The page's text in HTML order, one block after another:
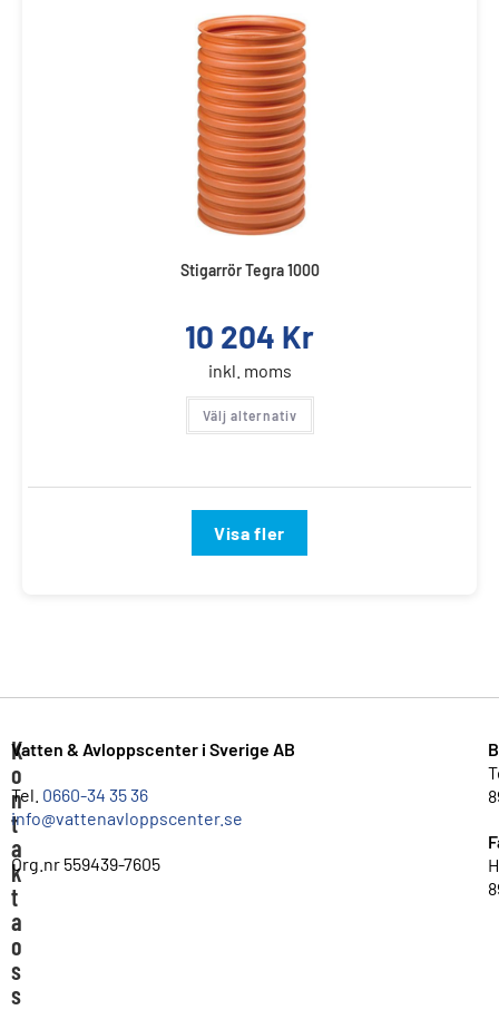
Stigarrör Tegra 1000
10 204 Kr
inkl. moms
Välj alternativ
Visa fler
K
o
n
t
a
k
t
a
o
s
s
Vatten & Avloppscenter i Sverige AB
Tel. 0660-34 35 36
info@vattenavloppscenter.se
Org.nr 559439-7605